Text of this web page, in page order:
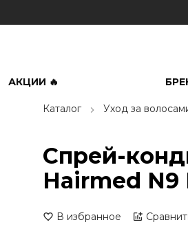
АКЦИИ 🔥
Каталог Уход за
Спрей-
Hairmed N9
В избранное